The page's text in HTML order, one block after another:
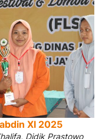
XI 2025
Didik Prastowo